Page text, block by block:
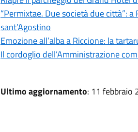
“Permixtae. Due società due città”:
sant’Agostino
Emozione all’alba a Riccione: la
Il cordoglio dell’Amministrazione
Ultimo aggiornamento: 11 febbraio